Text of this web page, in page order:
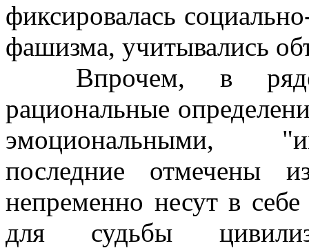
фиксировалась
фашизма, учитывались
Впрочем, в ряде
рациональные
эмоциональными,
последние отмечены
непременно несут в
для судьбы